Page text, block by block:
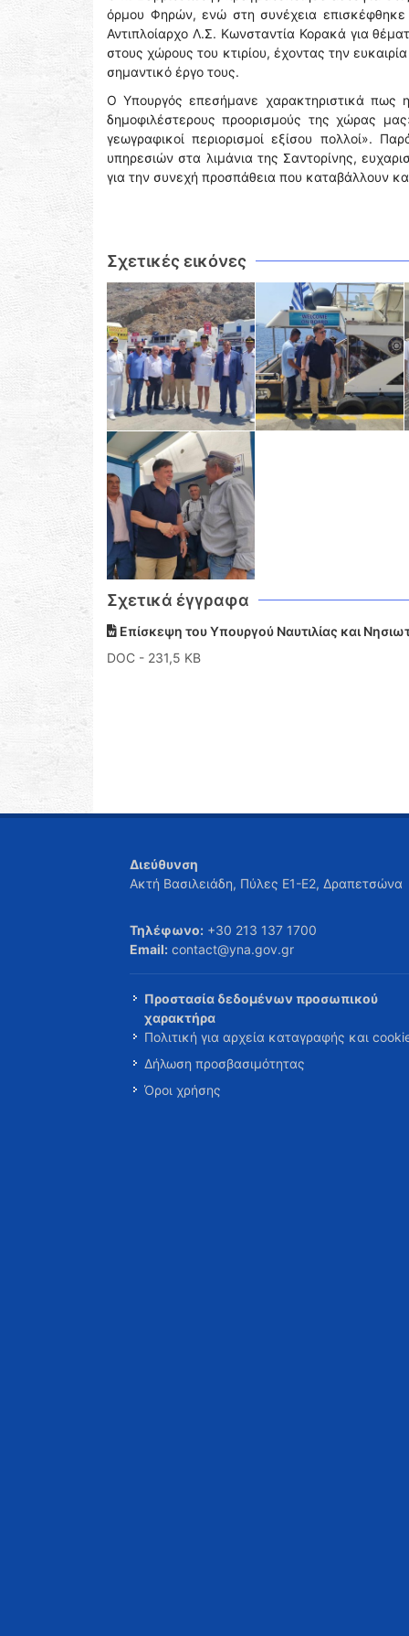
όρμου Φηρών, ενώ στη συνέχεια
Αντιπλοίαρχο Λ.Σ. Κωνσταντία Κορακά για
στους χώρους του κτιρίου, έχοντας την
σημαντικό έργο τους.
Ο Υπουργός επεσήμανε χαρακτηριστικά πως
δημοφιλέστερους προορισμούς της χώρας
γεωγραφικοί περιορισμοί εξίσου πολλοί».
υπηρεσιών στα λιμάνια της Σαντορίνης,
για την συνεχή προσπάθεια που καταβάλλουν
Σχετικές εικόνες
Σχετικά έγγραφα
Επίσκεψη του Υπουργού Ναυτιλίας και
DOC - 231,5 KB
Διεύθυνση
Ακτή Βασιλειάδη, Πύλες Ε1-Ε2, Δραπετσώνα
Τηλέφωνο: +30 213 137 1700
Email: contact@yna.gov.gr
Προστασία δεδομένων προσωπικού
χαρακτήρα
Πολιτική για αρχεία καταγραφής και
Δήλωση προσβασιμότητας
Όροι χρήσης